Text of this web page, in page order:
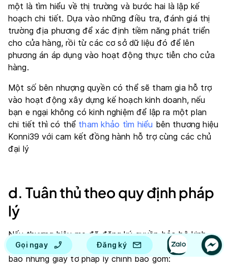
Gọi ngay Đăng ký
một là tìm hiểu về thị trường và bước hai là lập kế
hoạch chi tiết. Dựa vào những điều tra, đánh giá thị
trường địa phương để xác định tiềm năng phát triển
cho cửa hàng, rồi từ các cơ sở dữ liệu đó để lên
phương án áp dụng vào hoạt động thực tiễn cho cửa
hàng.
Một số bên nhượng quyền có thể sẽ tham gia hỗ trợ
vào hoạt động xây dựng kế hoạch kinh doanh, nếu
bạn e ngại không có kinh nghiệm để lập ra một plan
chi tiết thì có thể tham khảo tìm hiểu bên thương hiệu
Konni39 với cam kết đồng hành hỗ trợ cùng các chủ
đại lý
d. Tuân thủ theo quy định pháp
lý
Nếu thương hiệu mẹ đã đăng ký quyền bảo hộ kinh
doanh cho tên thương hiệu của mình nên cần đảm
bảo những giấy tờ pháp lý chính bao gồm: